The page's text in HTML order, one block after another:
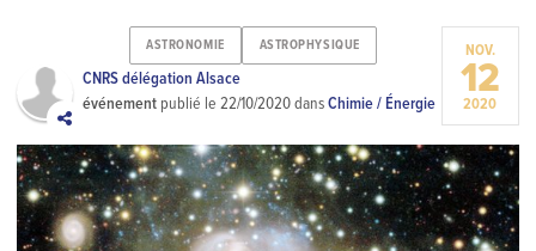
ASTRONOMIE ASTROPHYSIQUE
CNRS délégation Alsace
événement publié le22/10/2020dansChimie / Énergie
NOV.
12
2020